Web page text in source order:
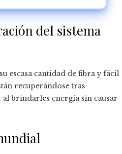
del sistema
escasa cantidad de fibra y fácil
recuperándose tras
brindarles energía sin causar